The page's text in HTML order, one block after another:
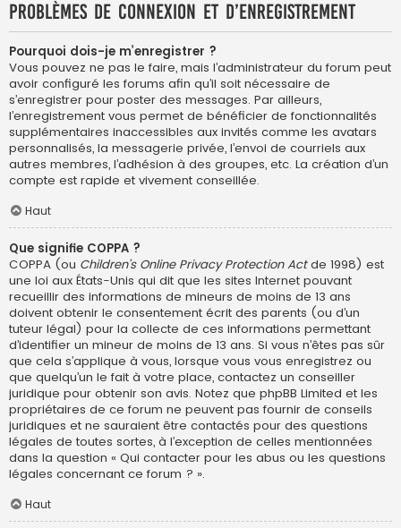
Problèmes de connexion et d’enregistrement
Pourquoi dois-je m’enregistrer ?
Vous pouvez ne pas le faire, mais l’administrateur du forum peut
avoir configuré les forums afin qu’il soit nécessaire de
s’enregistrer pour poster des messages. Par ailleurs,
l’enregistrement vous permet de bénéficier de fonctionnalités
supplémentaires inaccessibles aux invités comme les avatars
personnalisés, la messagerie privée, l’envoi de courriels aux
autres membres, l’adhésion à des groupes, etc. La création d’un
compte est rapide et vivement conseillée.
Haut
Que signifie COPPA ?
COPPA (ou Children’s Online Privacy Protection Actde 1998) est
une loi aux États-Unis qui dit que les sites Internet pouvant
recueillir des informations de mineurs de moins de 13 ans
doivent obtenir le consentement écrit des parents (ou d’un
tuteur légal) pour la collecte de ces informations permettant
d’identifier un mineur de moins de 13 ans. Si vous n’êtes pas sûr
que cela s’applique à vous, lorsque vous vous enregistrez ou
que quelqu’un le fait à votre place, contactez un conseiller
juridique pour obtenir son avis. Notez que phpBB Limited et les
propriétaires de ce forum ne peuvent pas fournir de conseils
juridiques et ne sauraient être contactés pour des questions
légales de toutes sortes, à l’exception de celles mentionnées
dans la question « Qui contacter pour les abus ou les questions
légales concernant ce forum ? ».
Haut